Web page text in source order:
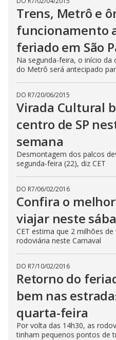
Trens, Metrô e
funcionamento
feriado em São
Na segunda-feira, o início da
do Metrô será antecipado
DO R7/20/06/2015
Virada Cultural
centro de SP
semana
Desmontagem dos palcos
segunda-feira (22), diz CET
DO R7/06/02/2016
Confira o
viajar neste
CET estima que 2 milhões
rodoviária neste Carnaval
DO R7/10/02/2016
Retorno do
bem nas
quarta-feira
Por volta das 14h30, as
tinham pequenos pontos de